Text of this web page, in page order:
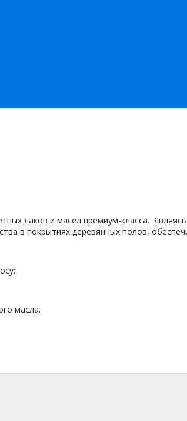
лаков и масел премиум-класса.
в покрытиях деревянных полов,
масла.